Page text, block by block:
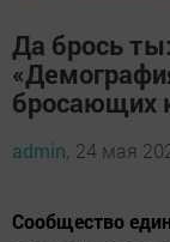
Да брось
бросающих
admin, 24 мая
Сообщество